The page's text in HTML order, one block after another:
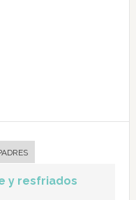
y resfriados